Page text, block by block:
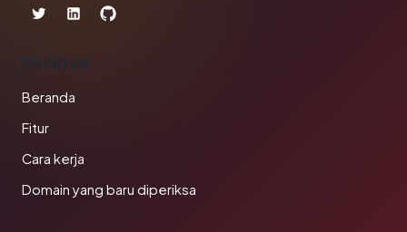
PRODUK
Beranda
Fitur
Cara kerja
Domain yang baru diperiksa